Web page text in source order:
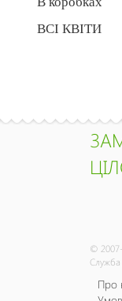
ВСІ КВІТИ
© 2007-
Служба
Про